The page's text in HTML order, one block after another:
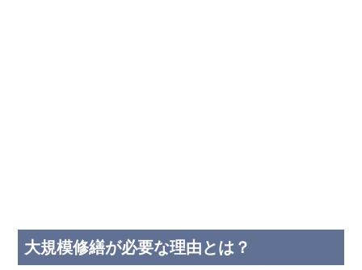
大規模修繕が必要な理由とは？